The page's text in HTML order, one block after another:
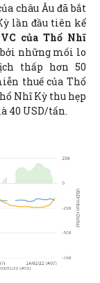
châu Âu đã bắt
lần đầu tiên kể
của Thổ Nhĩ
bởi những mối lo
thấp hơn 50
thuế của Thổ
Nhĩ Kỳ thu hẹp
40 USD/tấn.